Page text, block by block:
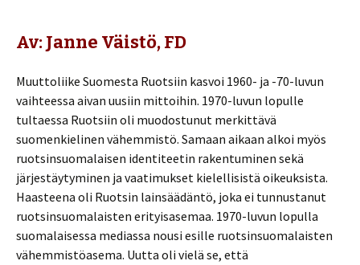
Av: Janne Väistö, FD
Muuttoliike Suomesta Ruotsiin kasvoi 1960- ja -70-luvun
vaihteessa aivan uusiin mittoihin. 1970-luvun lopulle
tultaessa Ruotsiin oli muodostunut merkittävä
suomenkielinen vähemmistö. Samaan aikaan alkoi myös
ruotsinsuomalaisen identiteetin rakentuminen sekä
järjestäytyminen ja vaatimukset kielellisistä oikeuksista.
Haasteena oli Ruotsin lainsäädäntö, joka ei tunnustanut
ruotsinsuomalaisten erityisasemaa. 1970-luvun lopulla
suomalaisessa mediassa nousi esille ruotsinsuomalaisten
vähemmistöasema. Uutta oli vielä se, että